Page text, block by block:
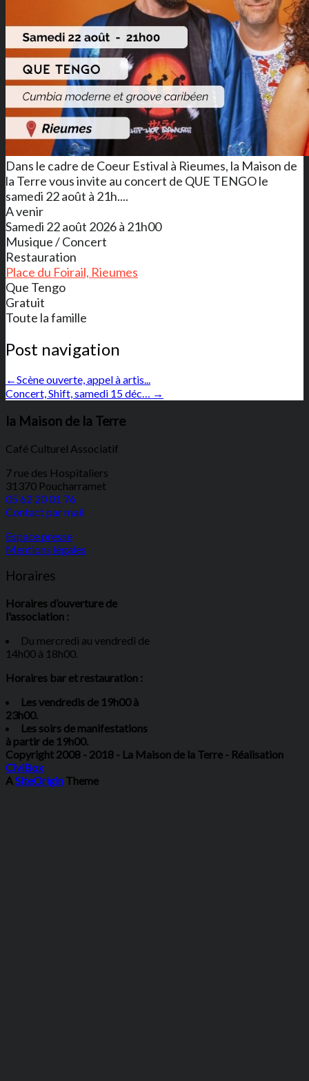
Dans le cadre de Coeur Estival à Rieumes, la Maison de
la Terre vous invite au concert de QUE TENGO le
samedi 22 août à 21h....
A venir
Samedi 22 août 2026 à 21h00
Musique / Concert
Restauration
Place du Foirail, Rieumes
Que Tengo
Gratuit
Toute la famille
Post navigation
←Scène ouverte, appel à artis...
Concert, Shift, samedi 15 déc… →
la Maison de la Terre
Café Culturel Associatif
7 rue des Hospitaliers
31370 Poucharramet
05 62 20 01 76
Contact par mail
Espace presse
Mentions légales
Horaires
Horaires d’ouverture de
l'association :
Du mercredi au vendredi de
14h00 à 18h00.
Horaires bar et restauration :
Les vendredis de 19h00 à
23h00.
Les soirs de manifestations
à partir de 19h00.
Copyright 2008 - 2018 - La Maison de la Terre - Réalisation
CiviBox
ASiteOrigin Theme